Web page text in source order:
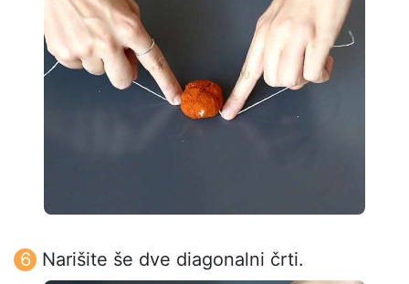
Narišite še dve diagonalni črti.